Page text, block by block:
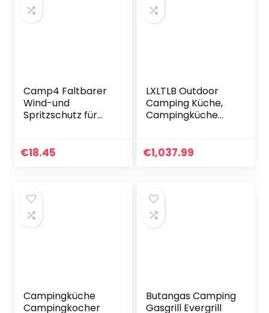
Camp4 Faltbarer
Wind-und
Spritzschutz für
€18.45
LXLTLB Outdoor
Camping Küche,
Campingküche
Camping
€1,037.99
Campingküche
Campingkocher
Butangas Camping
Gasgrill Evergrill